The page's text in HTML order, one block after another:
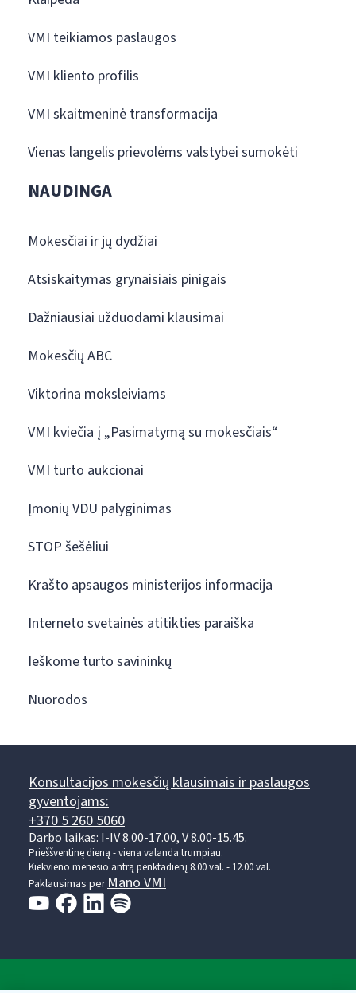
VMI teikiamos paslaugos
VMI kliento profilis
VMI skaitmeninė transformacija
Vienas langelis prievolėms valstybei sumokėti
NAUDINGA
Mokesčiai ir jų dydžiai
Atsiskaitymas grynaisiais pinigais
Dažniausiai užduodami klausimai
Mokesčių ABC
Viktorina moksleiviams
VMI kviečia į „Pasimatymą su mokesčiais“
VMI turto aukcionai
Įmonių VDU palyginimas
STOP šešėliui
Krašto apsaugos ministerijos informacija
Interneto svetainės atitikties paraiška
Ieškome turto savininkų
Nuorodos
Konsultacijos mokesčių klausimais ir paslaugos
gyventojams:
+370 5 260 5060
Darbo laikas: I-IV 8.00-17.00, V 8.00-15.45.
Prieššventinę dieną - viena valanda trumpiau.
Kiekvieno mėnesio antrą penktadienį 8.00 val. - 12.00 val.
Paklausimas per Mano VMI